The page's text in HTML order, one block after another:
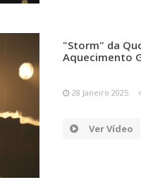
"Storm" da
Aquecimento
28 Janeiro 2025
Ver Vídeo